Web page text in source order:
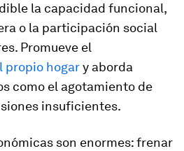
la capacidad funcional,
o la participación social
Promueve el
propio hogary aborda
como el agotamiento de
insuficientes.
son enormes: frenar